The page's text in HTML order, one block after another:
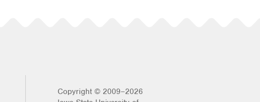
Copyright © 2009–2026